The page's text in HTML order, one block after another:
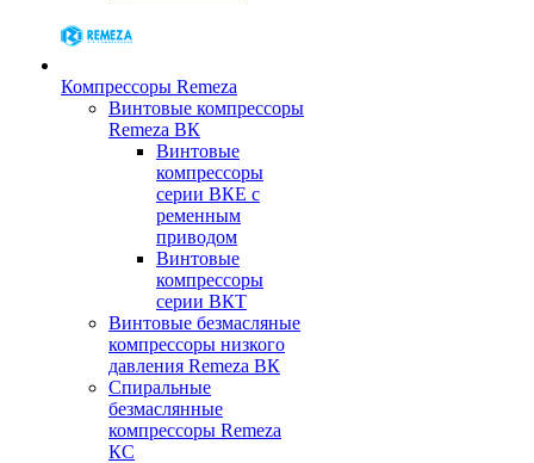
Компрессоры Remeza
Винтовые компрессоры
Remeza ВК
Винтовые
компрессоры
серии ВКЕ с
ременным
приводом
Винтовые
компрессоры
серии ВКТ
Винтовые безмасляные
компрессоры низкого
давления Remeza ВК
Спиральные
безмаслянные
компрессоры Remeza
КС